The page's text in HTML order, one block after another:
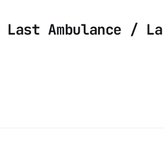
Last Ambulance /